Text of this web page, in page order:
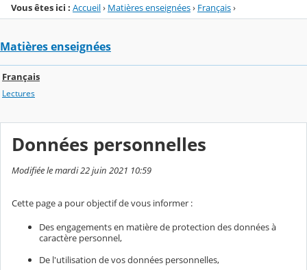
Vous êtes ici : Accueil› Matières enseignées› Français›
Matières enseignées
Français
Lectures
Données personnelles
Modifiée le mardi 22 juin 2021 10:59
Cette page a pour objectif de vous informer :
Des engagements en matière de protection des données à
caractère personnel,
De l'utilisation de vos données personnelles,